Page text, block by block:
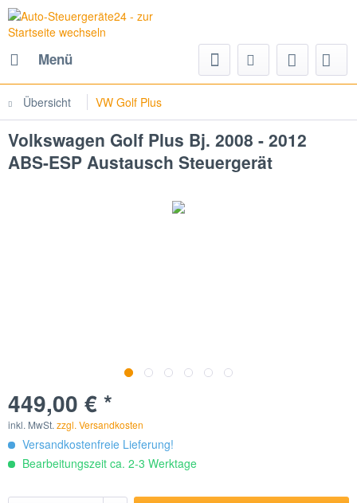
Menü
Übersicht VW Golf Plus
Volkswagen Golf Plus Bj. 2008 - 2012
ABS-ESP Austausch Steuergerät
449,00 € *
inkl. MwSt. zzgl. Versandkosten
Versandkostenfreie Lieferung!
Bearbeitungszeit ca. 2-3 Werktage